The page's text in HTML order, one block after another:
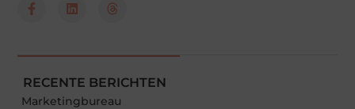
RECENTE BERICHTEN
Marketingbureau